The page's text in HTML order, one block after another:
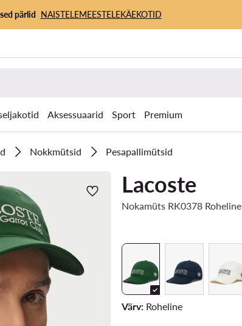
pärlid NAISTELEMEESTELEKÄEKOTID
Aksessuaarid Sport Premium
Nokkmütsid Pesapallimütsid
Lacoste
Nokamüts RK0378 Roheline
Värv:Roheline